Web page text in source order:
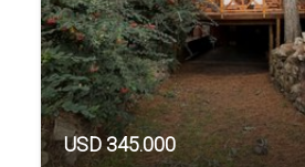
USD 345.000